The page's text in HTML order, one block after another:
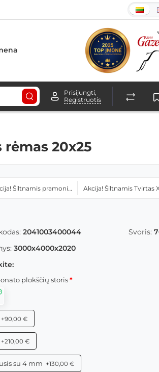
Prisijungti,
Registruotis
20x25
Šiltnamis pramoninis Profas 4x8Akcija! Šiltnamis Tvirtas
2041003400044 Svoris:
3000x4000x2020
plokščių storis
+90,00 €
+210,00 €
su 4 mm +130,00 €